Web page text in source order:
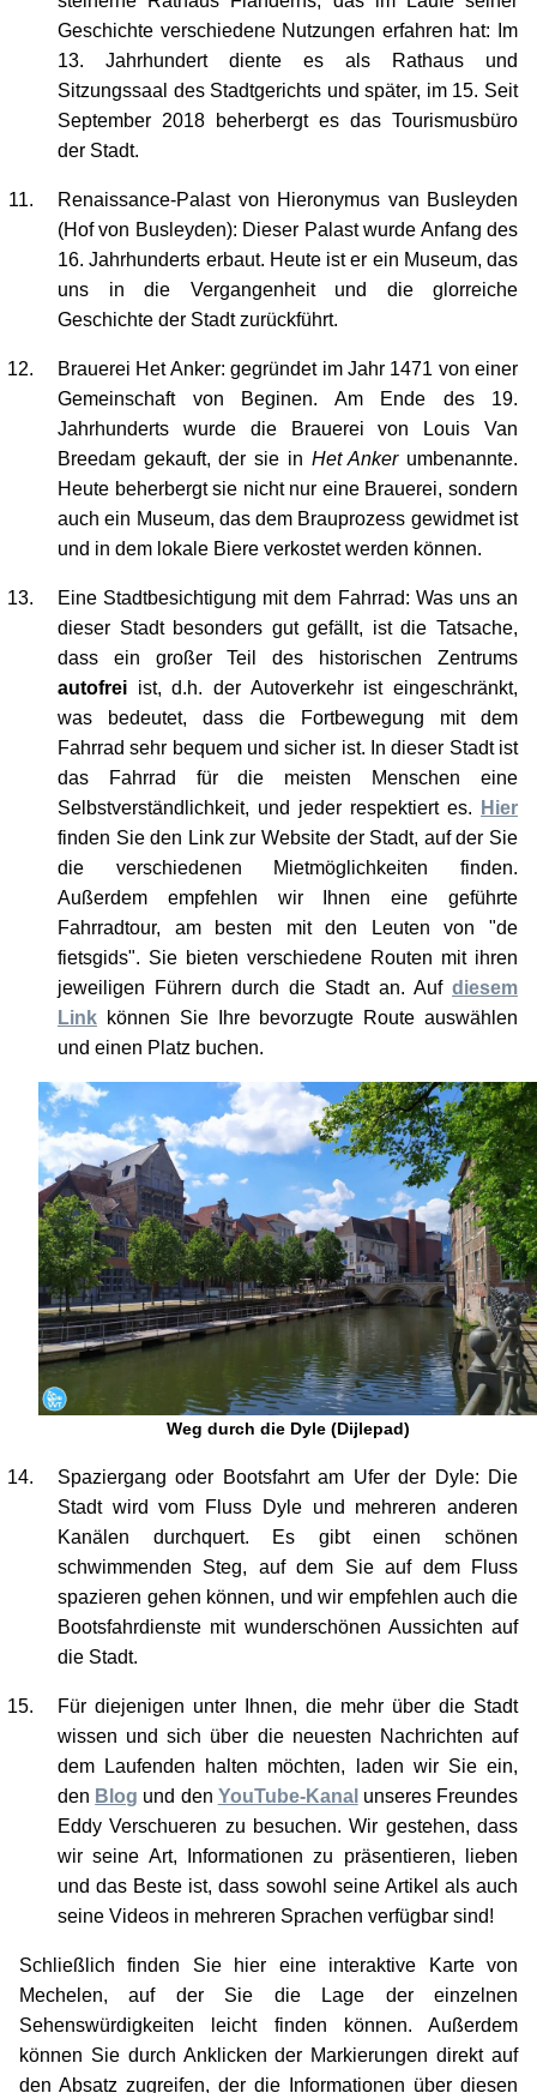
Geschichte verschiedene Nutzungen erfahren hat: Im
13. Jahrhundert diente es als Rathaus und
Sitzungssaal des Stadtgerichts und später, im 15. Seit
September 2018 beherbergt es das Tourismusbüro
der Stadt.
(Hof von Busleyden): Dieser Palast wurde Anfang des
16. Jahrhunderts erbaut. Heute ist er ein Museum, das
uns in die Vergangenheit und die glorreiche
Geschichte der Stadt zurückführt.
Gemeinschaft von Beginen. Am Ende des 19.
Jahrhunderts wurde die Brauerei von Louis Van
Breedam gekauft, der sie inHet Ankerumbenannte.
Heute beherbergt sie nicht nur eine Brauerei, sondern
auch ein Museum, das dem Brauprozess gewidmet ist
und in dem lokale Biere verkostet werden können.
dieser Stadt besonders gut gefällt, ist die Tatsache,
dass ein großer Teil des historischen Zentrums
autofreiist, d.h. der Autoverkehr ist eingeschränkt,
was bedeutet, dass die Fortbewegung mit dem
Fahrrad sehr bequem und sicher ist. In dieser Stadt ist
das Fahrrad für die meisten Menschen eine
Selbstverständlichkeit, und jeder respektiert es.
Hier
finden Sie den Link zur Website der Stadt, auf der Sie
die verschiedenen Mietmöglichkeiten finden.
Außerdem empfehlen wir Ihnen eine geführte
Fahrradtour, am besten mit den Leuten von "de
fietsgids". Sie bieten verschiedene Routen mit ihren
jeweiligen Führern durch die Stadt an. Aufdiesem
Linkkönnen Sie Ihre bevorzugte Route auswählen
und einen Platz buchen.
Weg durch die Dyle (Dijlepad)
Stadt wird vom Fluss Dyle und mehreren anderen
Kanälen durchquert. Es gibt einen schönen
schwimmenden Steg, auf dem Sie auf dem Fluss
spazieren gehen können, und wir empfehlen auch die
Bootsfahrdienste mit wunderschönen Aussichten auf
die Stadt.
wissen und sich über die neuesten Nachrichten auf
dem Laufenden halten möchten, laden wir Sie ein,
den Blogund denYouTube-Kanalunseres Freundes
Eddy Verschueren zu besuchen. Wir gestehen, dass
wir seine Art, Informationen zu präsentieren, lieben
und das Beste ist, dass sowohl seine Artikel als auch
seine Videos in mehreren Sprachen verfügbar sind!
Mechelen, auf der Sie die Lage der einzelnen
Sehenswürdigkeiten leicht finden können. Außerdem
können Sie durch Anklicken der Markierungen direkt auf
den Absatz zugreifen, der die Informationen über diesen